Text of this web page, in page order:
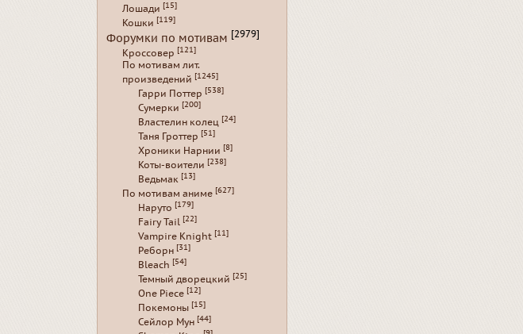
Лошади [15]
Кошки [119]
Форумки по мотивам [2979]
Кроссовер [121]
По мотивам лит.
произведений [1245]
Гарри Поттер [538]
Сумерки [200]
Властелин колец [24]
Таня Гроттер [51]
Хроники Нарнии [8]
Коты-воители [238]
Ведьмак [13]
По мотивам аниме [627]
Наруто [179]
Fairy Tail [22]
Vampire Knight [11]
Реборн [31]
Bleach [54]
Темный дворецкий [25]
One Piece [12]
Покемоны [15]
Сейлор Мун [44]